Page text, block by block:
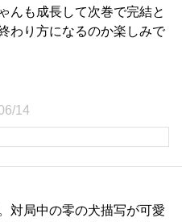
んも成長して次巻で完結と
わり方になるのか楽しみで
14
対局中の零の犬描写が可愛